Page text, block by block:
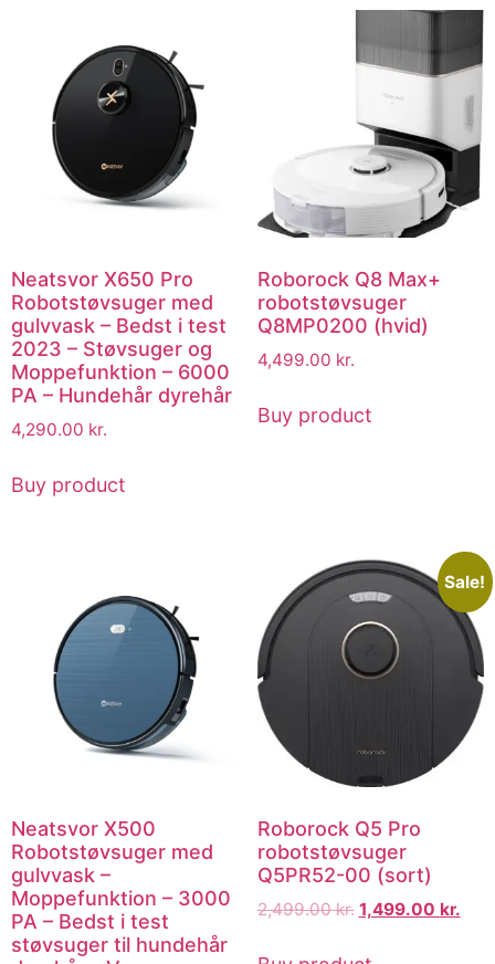
Neatsvor X650 Pro
Robotstøvsuger med
gulvvask – Bedst i test
2023 – Støvsuger og
Moppefunktion – 6000
PA – Hundehår dyrehår
4,290.00 kr.
Buy product
Roborock Q8 Max+
robotstøvsuger
Q8MP0200 (hvid)
4,499.00 kr.
Buy product
Neatsvor X500
Robotstøvsuger med
gulvvask –
Moppefunktion – 3000
PA – Bedst i test
støvsuger til hundehår
Sale!
Roborock Q5 Pro
robotstøvsuger
Q5PR52-00 (sort)
2,499.00kr. 1,499.00 kr.